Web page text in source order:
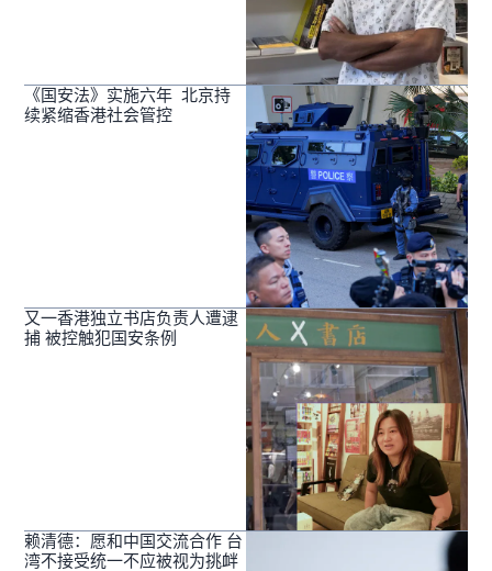
《国安法》实施六年 北京持
续紧缩香港社会管控
又一香港独立书店负责人遭逮
捕 被控触犯国安条例
赖清德：愿和中国交流合作 台
湾不接受统一不应被视为挑衅